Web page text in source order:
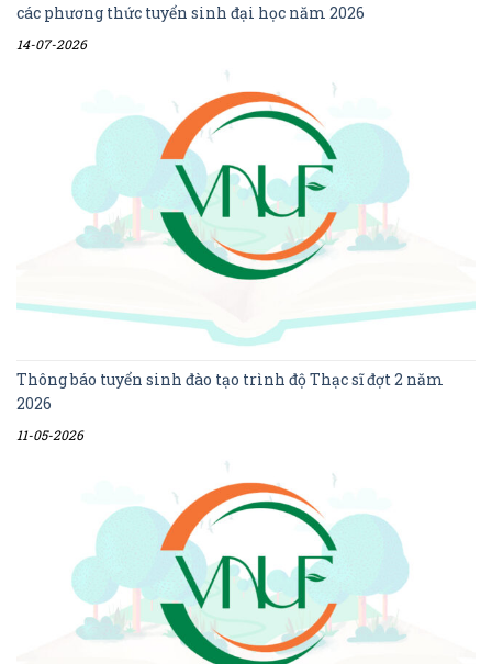
các phương thức tuyển sinh đại học năm 2026
14-07-2026
Thông báo tuyển sinh đào tạo trình độ Thạc sĩ đợt 2 năm
2026
11-05-2026